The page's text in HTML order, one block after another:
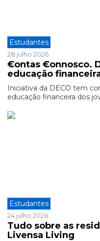
Estudantes
28 julho 2026
€ontas €onnosco.
educação
Iniciativa da DECO tem
educação financeira dos
Estudantes
24 julho 2026
Tudo sobre as
Livensa Living